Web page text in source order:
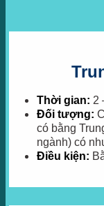
Thời gian: 2
Đối tượng:
có bằng
ngành) có
Điều kiện: